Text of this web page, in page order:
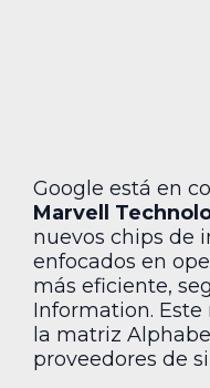
Google está en
Marvell
nuevos chips de
enfocados en
más eficiente,
Information.
la matriz
proveedores de